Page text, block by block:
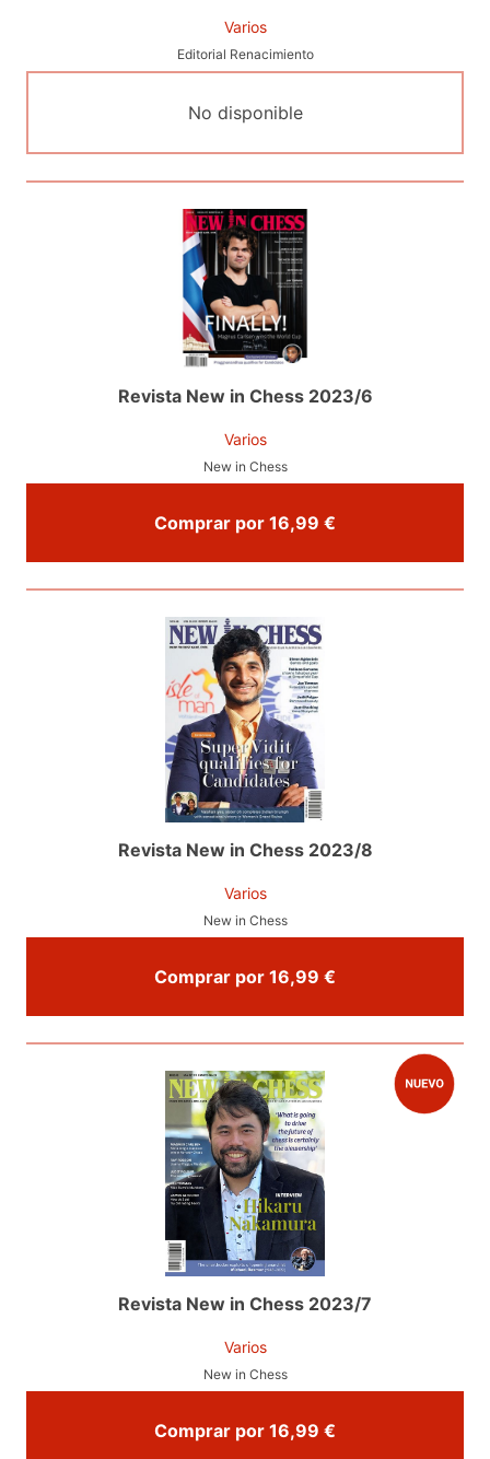
Varios
Editorial Renacimiento
No disponible
Revista New in Chess 2023/6
Varios
New in Chess
Comprar por 16,99 €
Revista New in Chess 2023/8
Varios
New in Chess
Comprar por 16,99 €
Revista New in Chess 2023/7
Varios
New in Chess
Comprar por 16,99 €